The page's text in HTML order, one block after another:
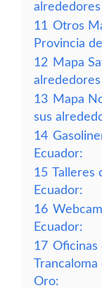
alrededores
11 Otros
Provincia
12 Mapa
alrededores
13 Mapa
sus
14
Ecuador:
15 Talleres
Ecuador:
16
Ecuador:
17 Oficinas
Trancaloma
Oro: